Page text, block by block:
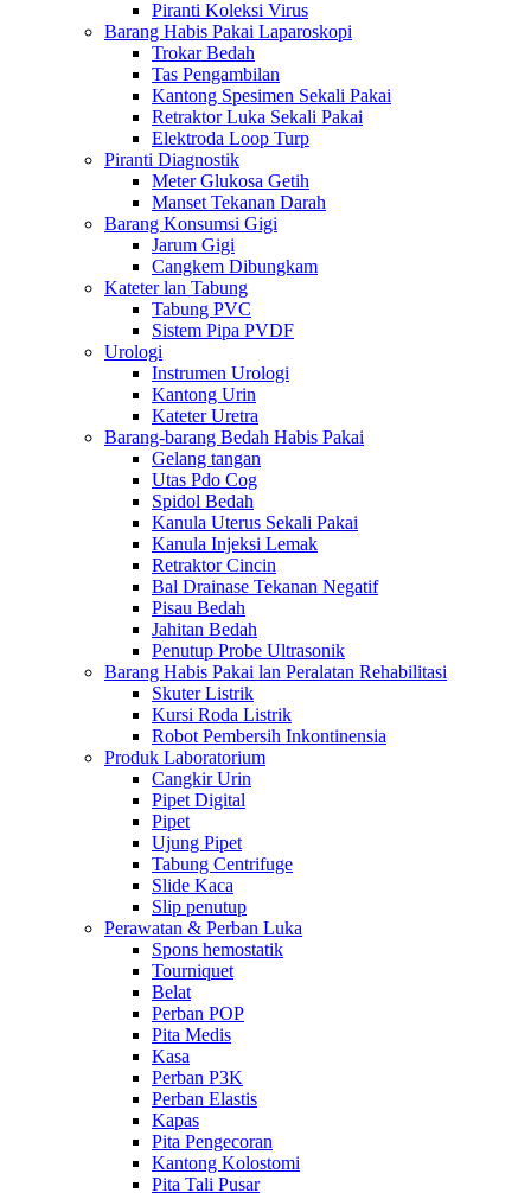
Piranti Koleksi Virus
Barang Habis Pakai Laparoskopi
Trokar Bedah
Tas Pengambilan
Kantong Spesimen Sekali Pakai
Retraktor Luka Sekali Pakai
Elektroda Loop Turp
Piranti Diagnostik
Meter Glukosa Getih
Manset Tekanan Darah
Barang Konsumsi Gigi
Jarum Gigi
Cangkem Dibungkam
Kateter lan Tabung
Tabung PVC
Sistem Pipa PVDF
Urologi
Instrumen Urologi
Kantong Urin
Kateter Uretra
Barang-barang Bedah Habis Pakai
Gelang tangan
Utas Pdo Cog
Spidol Bedah
Kanula Uterus Sekali Pakai
Kanula Injeksi Lemak
Retraktor Cincin
Bal Drainase Tekanan Negatif
Pisau Bedah
Jahitan Bedah
Penutup Probe Ultrasonik
Barang Habis Pakai lan Peralatan Rehabilitasi
Skuter Listrik
Kursi Roda Listrik
Robot Pembersih Inkontinensia
Produk Laboratorium
Cangkir Urin
Pipet Digital
Pipet
Ujung Pipet
Tabung Centrifuge
Slide Kaca
Slip penutup
Perawatan & Perban Luka
Spons hemostatik
Tourniquet
Belat
Perban POP
Pita Medis
Kasa
Perban P3K
Perban Elastis
Kapas
Pita Pengecoran
Kantong Kolostomi
Pita Tali Pusar